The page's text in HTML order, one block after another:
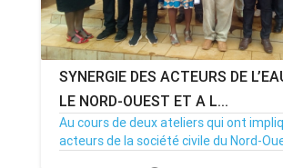
SYNERGIE DES ACTEURS DE
LE NORD-OUEST ET A L...
Au cours de deux ateliers qui ont
acteurs de la société civile du Nord-